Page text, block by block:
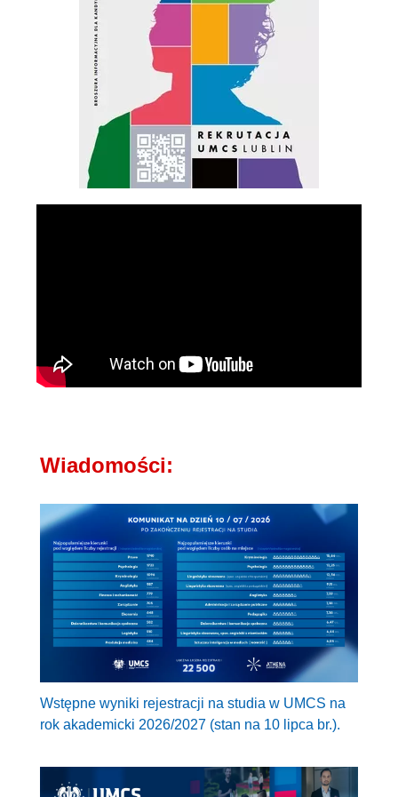
Wiadomości:
Wstępne wyniki rejestracji na studia w UMCS na
rok akademicki 2026/2027 (stan na 10 lipca br.).